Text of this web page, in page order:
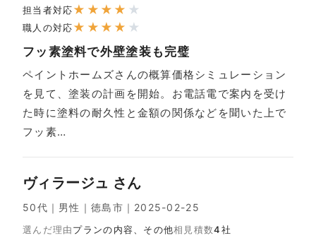
担当者対応★ ★ ★ ★ ★
職人の対応★ ★ ★ ★ ★
フッ素塗料で外壁塗装も完璧
ペイントホームズさんの概算価格シミュレーション
を見て、塗装の計画を開始。お電話電で案内を受け
た時に塗料の耐久性と金額の関係などを聞いた上で
フッ素…
ヴィラージュ さん
50代｜男性｜徳島市｜2025-02-25
選んだ理由プランの内容、その他相見積数4社